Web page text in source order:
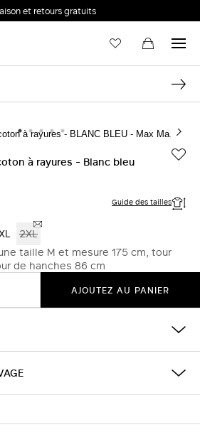
et retours gratuits
à rayures - Blanc bleu
Guide des tailles
2XL
taille M et mesure 175 cm, tour
de hanches 86 cm
AJOUTEZ AU PANIER